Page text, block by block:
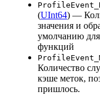
(UInt64) —
значения и
умолчанию
функций
Количество
кэше меток,
пришлось.